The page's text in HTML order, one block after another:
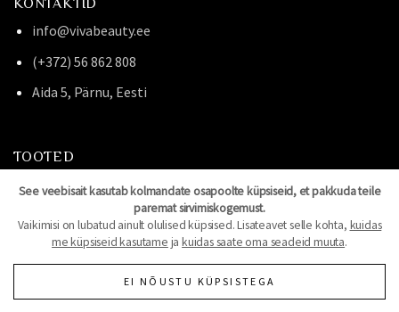
See veebisait kasutab kolmandate osapoolte küpsiseid, et pakkuda teile
paremat sirvimiskogemust.
Vaikimisi on lubatud ainult olulised küpsised. Lisateavet selle kohta, kuidas
me küpsiseid kasutame jakuidas saate oma seadeid muuta.
EI NÕUSTU KÜPSISTEGA
KONTAKTID
info@vivabeauty.ee
(+372) 56 862 808
Aida 5, Pärnu, Eesti
TOOTED
CLEMATHIS
VILIGHT BEAUTY
SALONGISISUSTUS JA MÖÖBEL